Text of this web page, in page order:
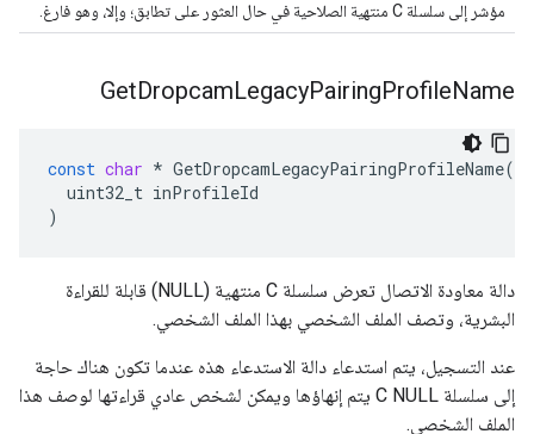
مؤشر إلى سلسلة C منتهية الصلاحية في حال العثور على تطابق؛ وإلا، وهو فارغ.
GetDropcamLegacyPairingProfileName
const char * GetDropcamLegacyPairingProfileName(
uint32_t inProfileId
)
دالة معاودة الاتصال تعرض سلسلة C منتهية (NULL) قابلة للقراءة
البشرية، وتصف الملف الشخصي بهذا الملف الشخصي.
عند التسجيل، يتم استدعاء دالة الاستدعاء هذه عندما تكون هناك حاجة
إلى سلسلة C NULL يتم إنهاؤها ويمكن لشخص عادي قراءتها لوصف هذا
الملف الشخصي.